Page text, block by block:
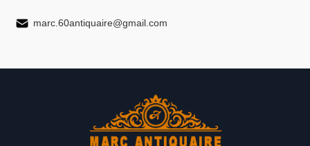
marc.60antiquaire@gmail.com